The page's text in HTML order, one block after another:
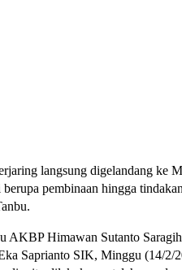
langsung digelandang ke
pembinaan hingga
AKBP Himawan Sutanto
Saprianto SIK, Minggu (14/2/